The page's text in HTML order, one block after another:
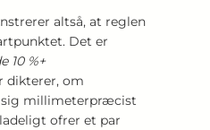
altså, at reglen
Det er
10 %+
dikterer, om
sig millimeterpræcist
ofrer et par